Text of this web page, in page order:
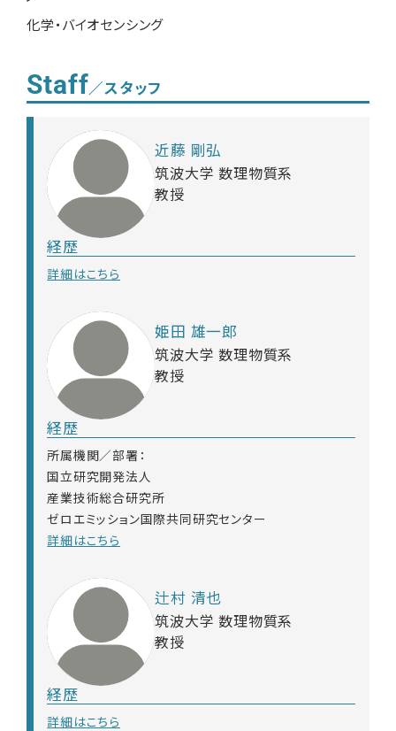
化学・バイオセンシング
Staff／スタッフ
近藤 剛弘
筑波大学 数理物質系
教授
経歴
詳細はこちら
姫田 雄一郎
筑波大学 数理物質系
教授
経歴
所属機関／部署：
国立研究開発法人
産業技術総合研究所
ゼロエミッション国際共同研究センター
詳細はこちら
辻村 清也
筑波大学 数理物質系
教授
経歴
詳細はこちら